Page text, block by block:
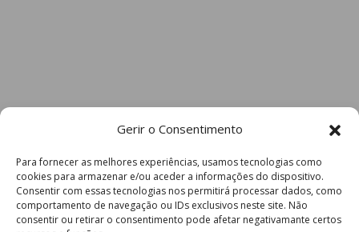
Gerir o Consentimento
Para fornecer as melhores experiências, usamos tecnologias como
cookies para armazenar e/ou aceder a informações do dispositivo.
Consentir com essas tecnologias nos permitirá processar dados, como
comportamento de navegação ou IDs exclusivos neste site. Não
consentir ou retirar o consentimento pode afetar negativamante certos